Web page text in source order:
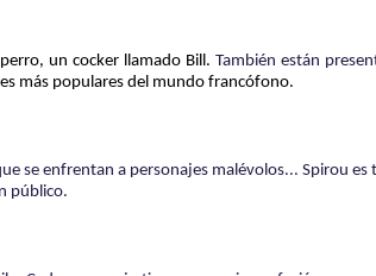
un cocker llamado Bill. También están
más populares del mundo francófono.
se enfrentan a personajes malévolos... Spirou
público.